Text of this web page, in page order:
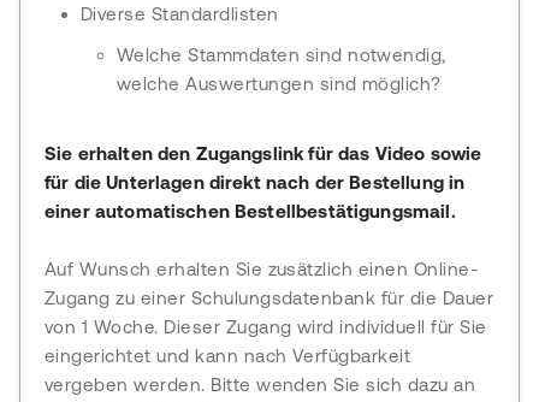
Diverse Standardlisten
Welche Stammdaten sind notwendig,
welche Auswertungen sind möglich?
Sie erhalten den Zugangslink für das Video sowie
für die Unterlagen direkt nach der Bestellung in
einer automatischen Bestellbestätigungsmail.
Auf Wunsch erhalten Sie zusätzlich einen Online-
Zugang zu einer Schulungsdatenbank für die Dauer
von 1 Woche. Dieser Zugang wird individuell für Sie
eingerichtet und kann nach Verfügbarkeit
vergeben werden. Bitte wenden Sie sich dazu an